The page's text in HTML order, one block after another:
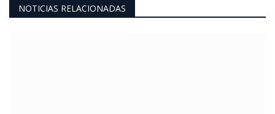
NOTICIAS RELACIONADAS